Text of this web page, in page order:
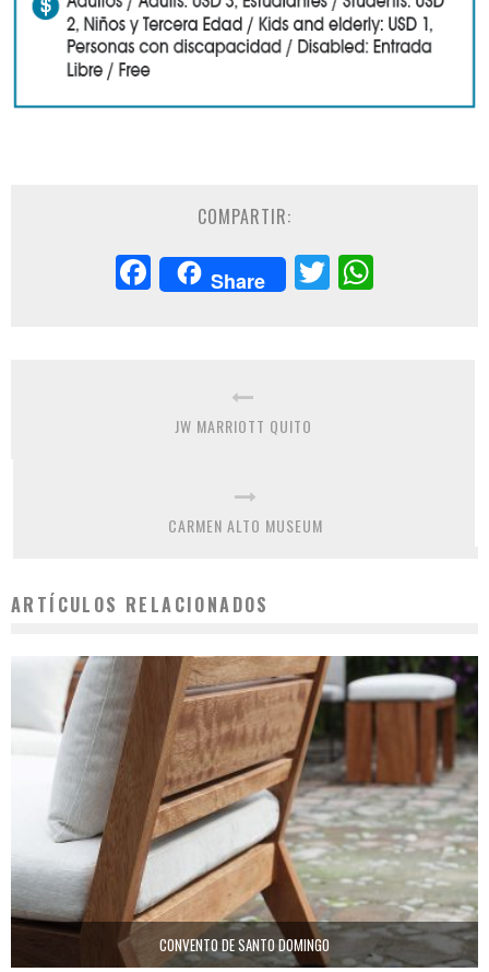
COMPARTIR:
Facebook
Share Twitter
JW MARRIOTT QUITO
CARMEN ALTO MUSEUM
ARTÍCULOS RELACIONADOS
CONVENTO DE SANTO DOMINGO